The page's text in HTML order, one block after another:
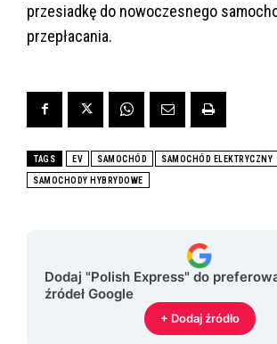
przesiadkę do nowoczesnego
przepłacania.
TAGS EV SAMOCHÓD SAMOCHÓD ELEKTRYCZNY
SAMOCHODY HYBRYDOWE
Dodaj "Polish Express" do
źródeł Google
+ Dodaj źródło